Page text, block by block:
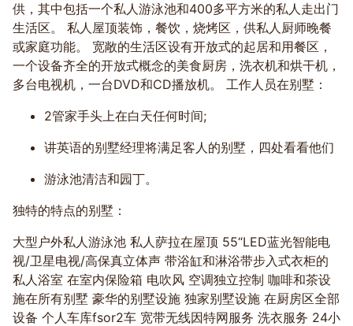
供，其中包括一个私人游泳池和400多平方米的私人走出门
生活区。 私人屋顶装饰，餐饮，烧烤区，供私人厨师晚餐
或家庭功能。 宽敞的生活区设有开放式的起居和用餐区，
一个设备齐全的开放式概念的美食厨房，洗衣机和烘干机，
多台电视机，一台DVD和CD播放机。 工作人员在别墅：
2管家手头上在白天任何时间;
讲英语的别墅经理将满足客人的别墅，四处看看他们
游泳池清洁和园丁。
独特的特点的别墅：
大型户外私人游泳池 私人萨拉在屋顶 55“LED蓝光智能电
视/卫星电视/高保真立体声 带浴缸和淋浴带步入式衣柜的
私人浴室 在室内保险箱 电吹风 空调独立控制 咖啡和茶设
施在所有别墅 豪华的别墅设施 独家别墅设施 在厨房区全部
设备 个人车库fsor2车 宽带无线因特网服务 洗衣服务 24小